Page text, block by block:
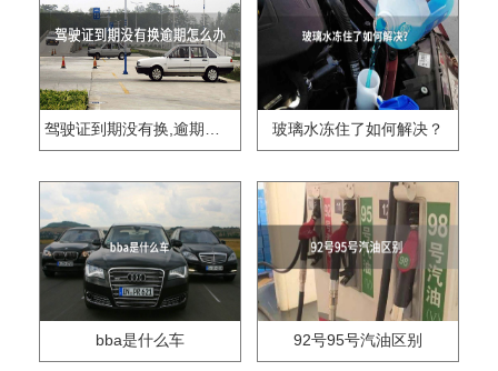
驾驶证到期没有换,逾期怎么办?? 玻璃水冻住了如何解决？
bba是什么车 92号95号汽油区别